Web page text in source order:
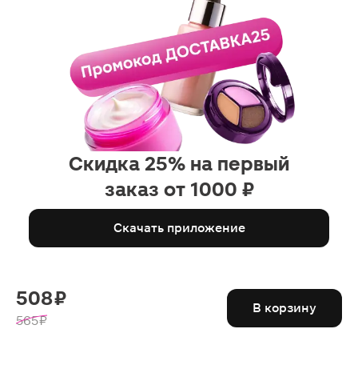
Скидка 25% на первый
заказ от 1000 ₽
Скачать приложение
508 ₽
565 ₽
В корзину